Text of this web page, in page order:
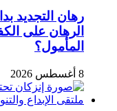
رهان التجديد
الرهان على
المأمول؟
8 أغسطس 2026